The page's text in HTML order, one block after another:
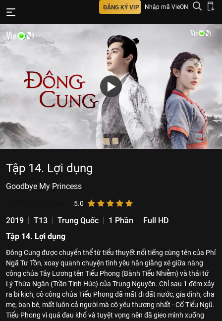
ĐĂNG KÝ VIP Nhập mã VieON
Tập 14. Lợi dụng
Goodbye My Princess
5.0
2019 T13 Trung Quốc 1 Phần
Full HD
Tập 14. Lợi dụng
Đông Cung được chuyển thể từ tiểu thuyết nổi tiếng cùng tên của Phỉ
Ngã Tư Tồn, xoay quanh chuyện tình yêu hận giằng xé giữa nàng
công chúa Tây Lương tên Tiểu Phong (Bành Tiểu Nhiễm) và thái tử
Lý Thừa Ngân (Trần Tinh Húc) của Trung Nguyên. Chỉ sau 1 đêm xảy
ra bi kịch, cô công chúa Tiểu Phong đã mất đi đất nước, gia đình, cha
mẹ, bạn bè, mất luôn cả người mà cô yêu thương nhất - Cố Tiểu Ngũ.
Tiểu Phong vì quá đau khổ và tuyệt vọng nên đã gieo mình xuống